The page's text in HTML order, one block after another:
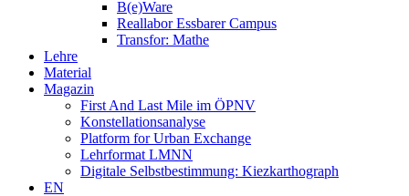
B(e)Ware
Reallabor Essbarer Campus
Transfor: Mathe
Lehre
Material
Magazin
First And Last Mile im ÖPNV
Konstellationsanalyse
Platform for Urban Exchange
Lehrformat LMNN
Digitale Selbstbestimmung: Kiezkarthograph
EN